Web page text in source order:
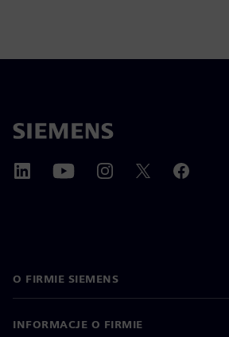
O FIRMIE SIEMENS
INFORMACJE O FIRMIE